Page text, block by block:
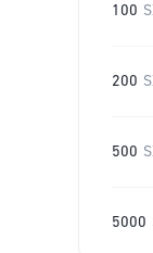
100
200
500
5000